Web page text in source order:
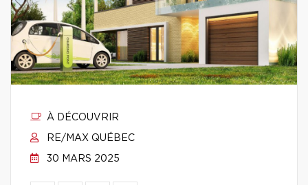
À DÉCOUVRIR
RE/MAX QUÉBEC
30 MARS 2025